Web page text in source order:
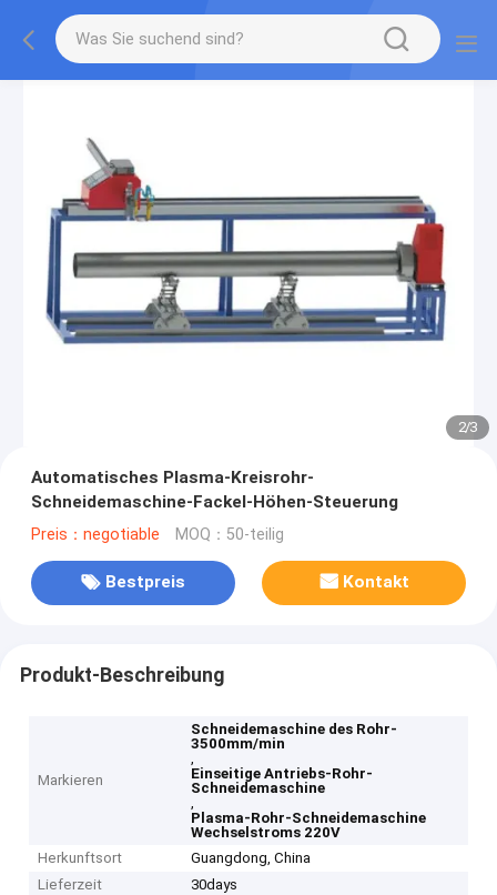
2/3
Automatisches Plasma-Kreisrohr-
Schneidemaschine-Fackel-Höhen-Steuerung
Preis：negotiable MOQ：50-teilig
Bestpreis Kontakt
Produkt-Beschreibung
Markieren
Schneidemaschine des Rohr-
3500mm/min
,
Einseitige Antriebs-Rohr-
Schneidemaschine
,
Plasma-Rohr-Schneidemaschine
Wechselstroms 220V
Herkunftsort
Guangdong, China
Lieferzeit
30days